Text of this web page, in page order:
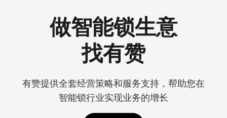
做智能锁生意
找有赞
有赞提供全套经营策略和服务支持，帮助您在
智能锁行业实现业务的增长